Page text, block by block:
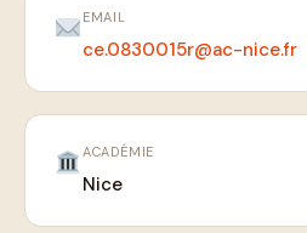
EMAIL
ce.0830015r@ac-nice.fr
ACADÉMIE
Nice